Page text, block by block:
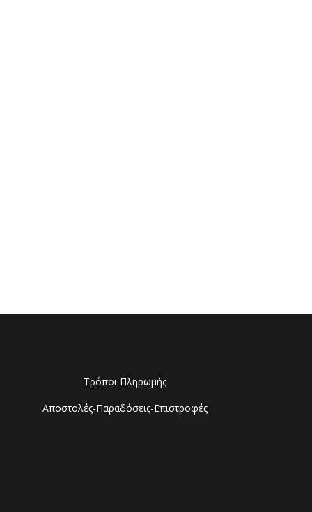
Τρόποι Πληρωμής
Αποστολές-Παραδόσεις-Επιστροφές